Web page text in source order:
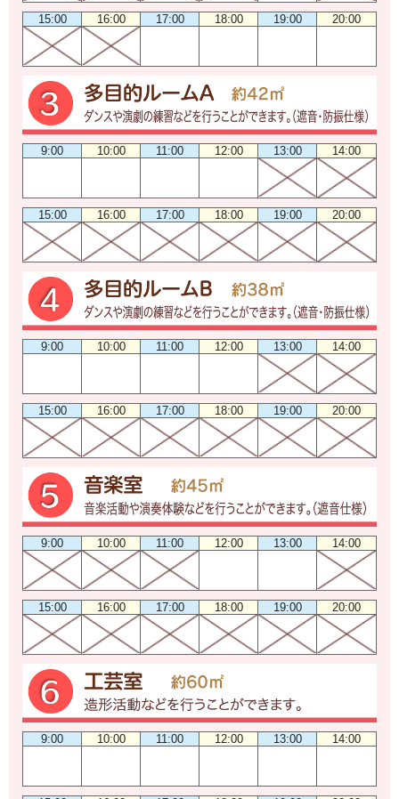
15:00 16:00 17:00 18:00 19:00 20:00
9:00 10:00 11:00 12:00 13:00 14:00
15:00 16:00 17:00 18:00 19:00 20:00
9:00 10:00 11:00 12:00 13:00 14:00
15:00 16:00 17:00 18:00 19:00 20:00
9:00 10:00 11:00 12:00 13:00 14:00
15:00 16:00 17:00 18:00 19:00 20:00
9:00 10:00 11:00 12:00 13:00 14:00